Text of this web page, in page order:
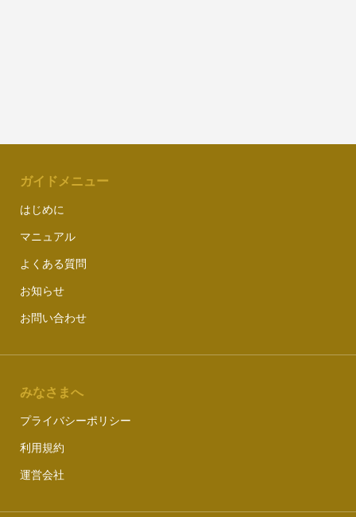
ガイドメニュー
はじめに
マニュアル
よくある質問
お知らせ
お問い合わせ
みなさまへ
プライバシーポリシー
利用規約
運営会社